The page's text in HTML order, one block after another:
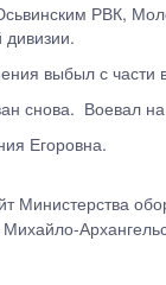
РВК,
дивизии.
выбыл с части
снова. Воевал
Егоровна.
Министерства
Михайло-